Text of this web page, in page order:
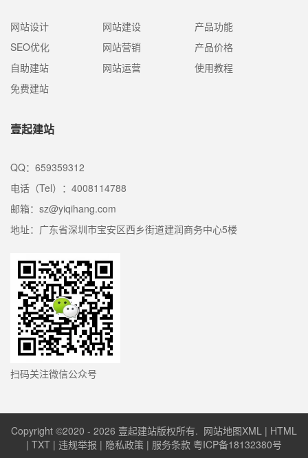
网站设计
SEO优化
自助建站
免费建站
网站建设
网站营销
网站运营
产品功能
产品价格
使用教程
壹起建站
QQ：659359312
电话（Tel）：4008114788
邮箱：sz@yiqihang.com
地址：广东省深圳市宝安区西乡街道建润商务中心5楼
扫码关注微信公众号
Copyright ©2020 - 2026 壹起建站版权所有. 网站地图XML | HTML
| TXT | 违规举报 | 隐私政策 | 服务条款 粤ICP备18132380号